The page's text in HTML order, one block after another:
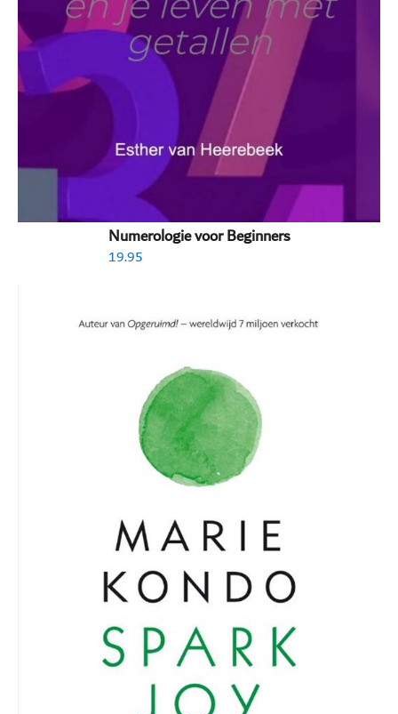
Numerologie voor Beginners
19.95